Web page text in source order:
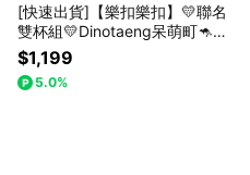
[快速出貨]【樂扣樂扣】💛聯名
雙杯組💛Dinotaeng呆萌町🦘嚼
對FUN飲吸管杯+清新手提耐熱
玻璃隨行杯『LINE禮物獨家組
合』
$1,199
5.0%